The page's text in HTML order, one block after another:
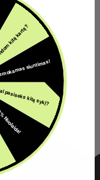
PRISTATYMAS*
9/10 REKOMENDUOJA
kitą kartą?
siuntimas!
pasiseks kitą sykį?